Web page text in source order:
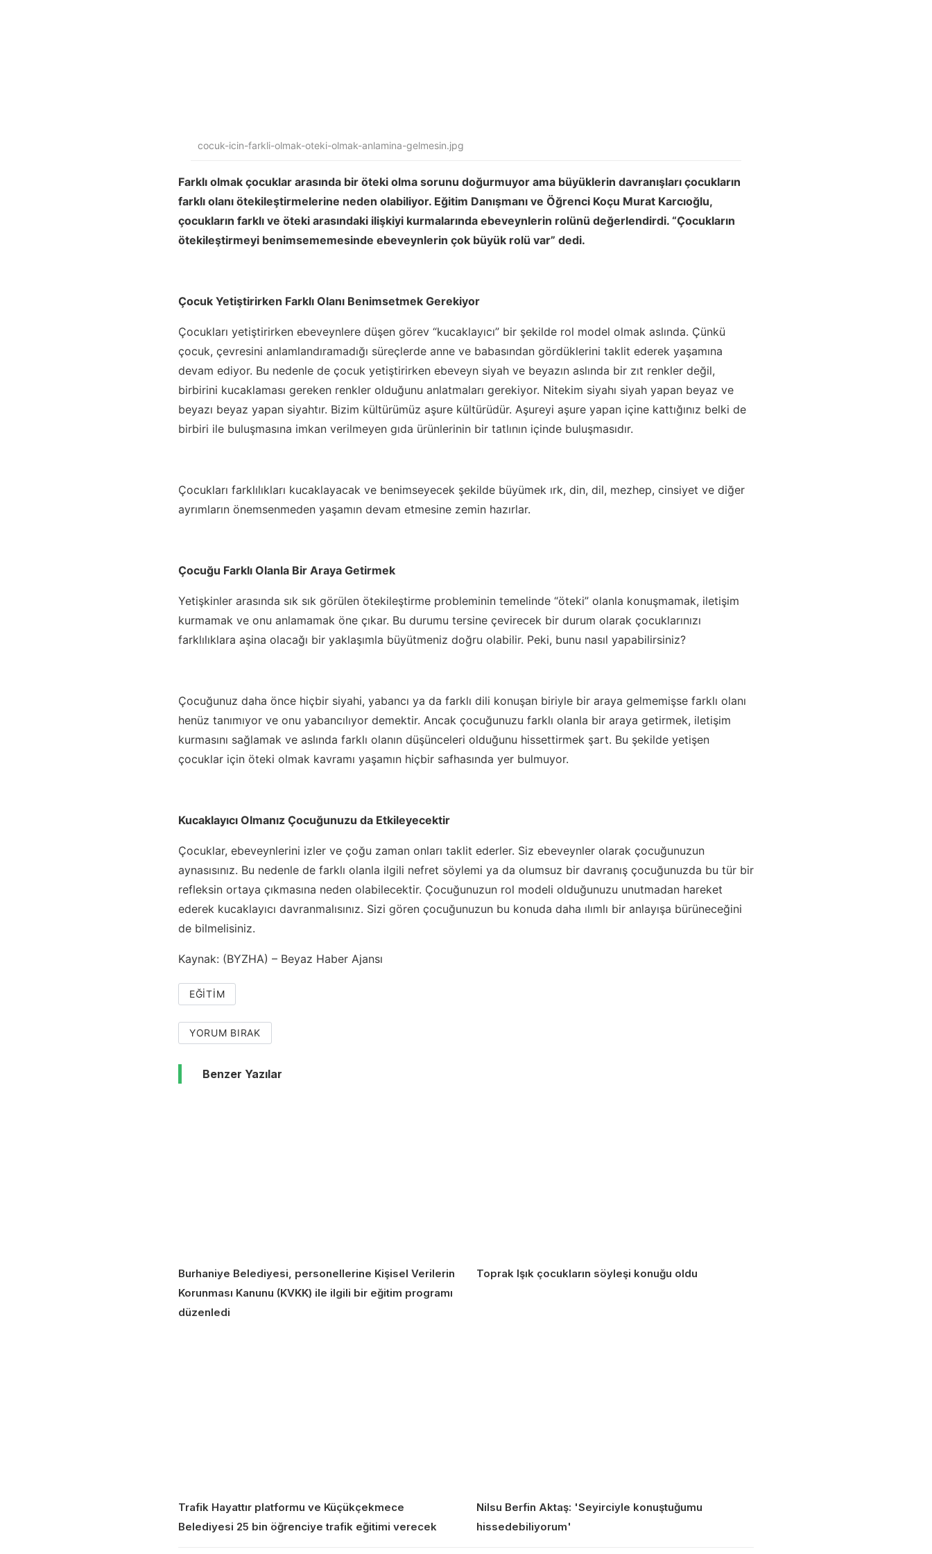
cocuk-icin-farkli-olmak-oteki-olmak-anlamina-gelmesin.jpg
Farklı olmak çocuklar arasında bir öteki olma sorunu doğurmuyor ama büyüklerin davranışları çocukların
farklı olanı ötekileştirmelerine neden olabiliyor. Eğitim Danışmanı ve Öğrenci Koçu Murat Karcıoğlu,
çocukların farklı ve öteki arasındaki ilişkiyi kurmalarında ebeveynlerin rolünü değerlendirdi. “Çocukların
ötekileştirmeyi benimsememesinde ebeveynlerin çok büyük rolü var” dedi.
Çocuk Yetiştirirken Farklı Olanı Benimsetmek Gerekiyor
Çocukları yetiştirirken ebeveynlere düşen görev “kucaklayıcı” bir şekilde rol model olmak aslında. Çünkü
çocuk, çevresini anlamlandıramadığı süreçlerde anne ve babasından gördüklerini taklit ederek yaşamına
devam ediyor. Bu nedenle de çocuk yetiştirirken ebeveyn siyah ve beyazın aslında bir zıt renkler değil,
birbirini kucaklaması gereken renkler olduğunu anlatmaları gerekiyor. Nitekim siyahı siyah yapan beyaz ve
beyazı beyaz yapan siyahtır. Bizim kültürümüz aşure kültürüdür. Aşureyi aşure yapan içine kattığınız belki de
birbiri ile buluşmasına imkan verilmeyen gıda ürünlerinin bir tatlının içinde buluşmasıdır.
Çocukları farklılıkları kucaklayacak ve benimseyecek şekilde büyümek ırk, din, dil, mezhep, cinsiyet ve diğer
ayrımların önemsenmeden yaşamın devam etmesine zemin hazırlar.
Çocuğu Farklı Olanla Bir Araya Getirmek
Yetişkinler arasında sık sık görülen ötekileştirme probleminin temelinde “öteki” olanla konuşmamak, iletişim
kurmamak ve onu anlamamak öne çıkar. Bu durumu tersine çevirecek bir durum olarak çocuklarınızı
farklılıklara aşina olacağı bir yaklaşımla büyütmeniz doğru olabilir. Peki, bunu nasıl yapabilirsiniz?
Çocuğunuz daha önce hiçbir siyahi, yabancı ya da farklı dili konuşan biriyle bir araya gelmemişse farklı olanı
henüz tanımıyor ve onu yabancılıyor demektir. Ancak çocuğunuzu farklı olanla bir araya getirmek, iletişim
kurmasını sağlamak ve aslında farklı olanın düşünceleri olduğunu hissettirmek şart. Bu şekilde yetişen
çocuklar için öteki olmak kavramı yaşamın hiçbir safhasında yer bulmuyor.
Kucaklayıcı Olmanız Çocuğunuzu da Etkileyecektir
Çocuklar, ebeveynlerini izler ve çoğu zaman onları taklit ederler. Siz ebeveynler olarak çocuğunuzun
aynasısınız. Bu nedenle de farklı olanla ilgili nefret söylemi ya da olumsuz bir davranış çocuğunuzda bu tür bir
refleksin ortaya çıkmasına neden olabilecektir. Çocuğunuzun rol modeli olduğunuzu unutmadan hareket
ederek kucaklayıcı davranmalısınız. Sizi gören çocuğunuzun bu konuda daha ılımlı bir anlayışa bürüneceğini
de bilmelisiniz.
Kaynak: (BYZHA) – Beyaz Haber Ajansı
EĞITIM
YORUM BIRAK
Benzer Yazılar
Burhaniye Belediyesi, personellerine Kişisel Verilerin
Korunması Kanunu (KVKK) ile ilgili bir eğitim programı
düzenledi
Toprak Işık çocukların söyleşi konuğu oldu
Trafik Hayattır platformu ve Küçükçekmece
Belediyesi 25 bin öğrenciye trafik eğitimi verecek
Nilsu Berfin Aktaş: 'Seyirciyle konuştuğumu
hissedebiliyorum'